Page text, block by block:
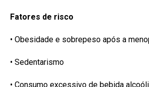
Fatores de risco
• Obesidade e sobrepeso após a
• Sedentarismo
• Consumo excessivo de bebida